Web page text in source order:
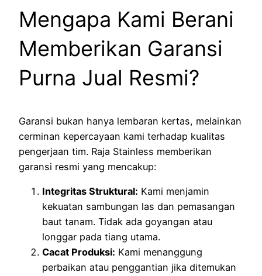
Mengapa Kami Berani
Memberikan Garansi
Purna Jual Resmi?
Garansi bukan hanya lembaran kertas, melainkan
cerminan kepercayaan kami terhadap kualitas
pengerjaan tim. Raja Stainless memberikan
garansi resmi yang mencakup:
Integritas Struktural: Kami menjamin
kekuatan sambungan las dan pemasangan
baut tanam. Tidak ada goyangan atau
longgar pada tiang utama.
Cacat Produksi: Kami menanggung
perbaikan atau penggantian jika ditemukan